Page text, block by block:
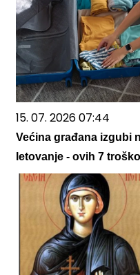
15. 07. 2026 07:44
Većina građana izgubi
letovanje - ovih 7